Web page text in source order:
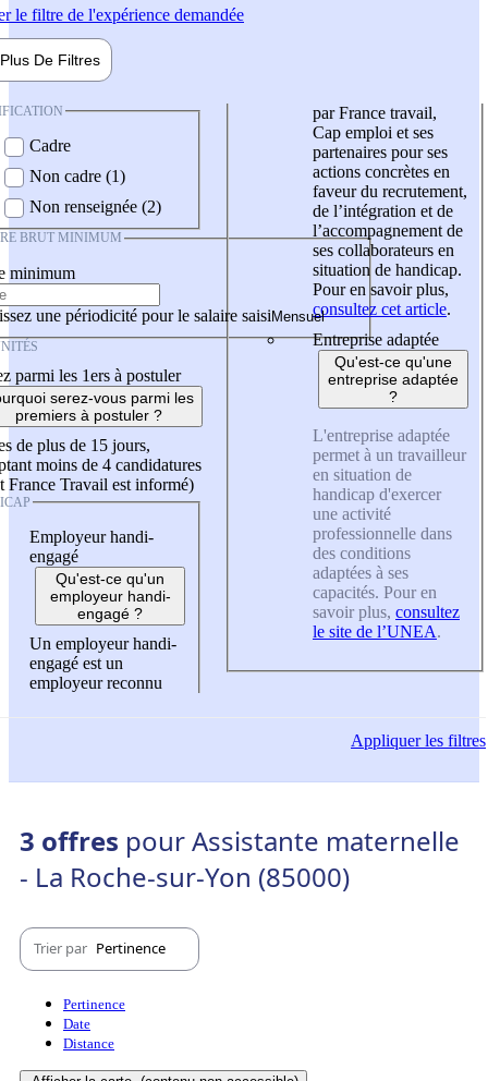
le filtre de l'expérience demandée
Plus De Filtres
Cadre
Non cadre (1)
Non renseignée (2)
BRUT MINIMUM
minimum
une périodicité pour le salaire saisi
parmi les 1ers à postuler
serez-vous parmi les
premiers à postuler ?
de plus de 15 jours,
moins de 4 candidatures
France Travail est informé)
Employeur handi-
engagé
Qu'est-ce qu'un
employeur handi-
engagé ?
Un employeur handi-
engagé est un
employeur reconnu
par France travail,
Cap emploi et ses
partenaires pour ses
actions concrètes en
faveur du recrutement,
de l’intégration et de
l’accompagnement de
ses collaborateurs en
situation de handicap.
Pour en savoir plus,
consultez cet article.
Entreprise adaptée
Qu'est-ce qu'une
entreprise adaptée
?
L'entreprise adaptée
permet à un travailleur
en situation de
handicap d'exercer
une activité
professionnelle dans
des conditions
adaptées à ses
capacités. Pour en
savoir plus, consultez
le site de l’UNEA.
Appliquerles filtres
3 offres pour Assistante maternelle
- La Roche-sur-Yon (85000)
Trier par Pertinence
Pertinence
Date
Distance